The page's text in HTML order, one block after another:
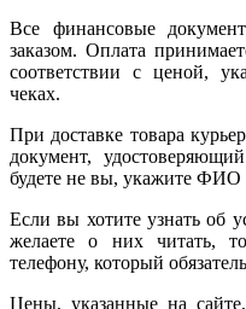
Все финансовые
заказом. Оплата
соответствии с ценой,
чеках.
При доставке товара
документ,
будете не вы, укажите ФИО
Если вы хотите узнать об
желаете о них читать,
телефону, который
Цены, указанные на